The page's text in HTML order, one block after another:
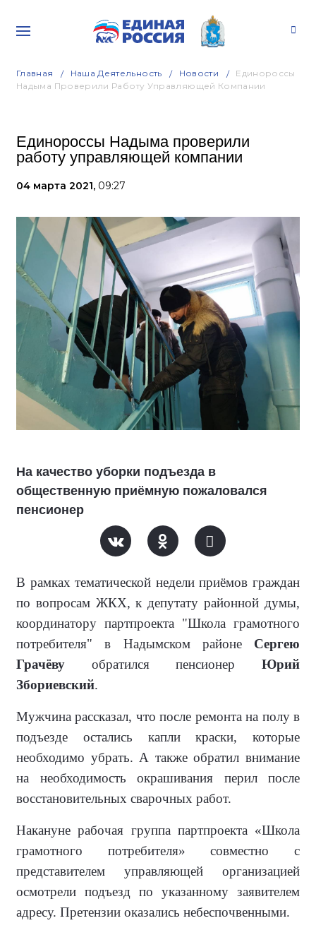
Главная Наша Деятельность Новости
Единороссы
Надыма Проверили Работу Управляющей Компании
Единороссы Надыма проверили
работу управляющей компании
04 марта 2021, 09:27
На качество уборки подъезда в
общественную приёмную пожаловался
пенсионер
В рамках тематической недели приёмов граждан
по вопросам ЖКХ, к депутату районной думы,
координатору партпроекта "Школа грамотного
потребителя" в Надымском районе Сергею
Грачёву обратился пенсионер Юрий
Збориевский.
Мужчина рассказал, что после ремонта на полу в
подъезде остались капли краски, которые
необходимо убрать. А также обратил внимание
на необходимость окрашивания перил после
восстановительных сварочных работ.
Накануне рабочая группа партпроекта «Школа
грамотного потребителя» совместно с
представителем управляющей организацией
осмотрели подъезд по указанному заявителем
адресу. Претензии оказались небеспочвенными.